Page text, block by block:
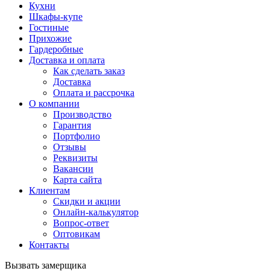
Кухни
Шкафы-купе
Гостиные
Прихожие
Гардеробные
Доставка и оплата
Как сделать заказ
Доставка
Оплата и рассрочка
О компании
Производство
Гарантия
Портфолио
Отзывы
Реквизиты
Вакансии
Карта сайта
Клиентам
Скидки и акции
Онлайн-калькулятор
Вопрос-ответ
Оптовикам
Контакты
Вызвать замерщика